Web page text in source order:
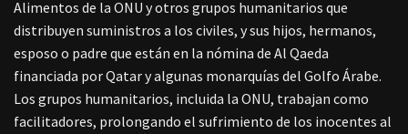
Alimentos de la ONU y otros grupos humanitarios que
distribuyen suministros a los civiles, y sus hijos, hermanos,
esposo o padre que están en la nómina de Al Qaeda
financiada por Qatar y algunas monarquías del Golfo Árabe.
Los grupos humanitarios, incluida la ONU, trabajan como
facilitadores, prolongando el sufrimiento de los inocentes al